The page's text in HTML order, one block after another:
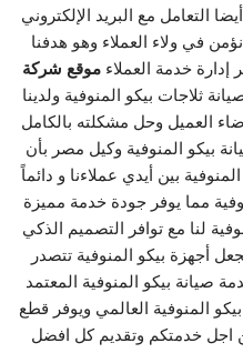
التعامل مع البريد الإلكتروني
في ولاء العملاء وهو هدفنا
إدارة خدمة العملاءموقع شركة
ثلاجات بيكو المنوفية ولدينا
العميل وحل مشكلته بالكامل
بيكو المنوفية وكيل مصر بأن
بين أيدي عملاءنا و دائماً
مما يوفر جودة خدمة مميزة
لنا مع توافر التصميم الذكي
أجهزة بيكو المنوفية تتصدر
صيانة بيكو المنوفية المعتمد
المنوفية العالمي ويوفر قطع
اجل خدمتكم وتقديم كل افضل